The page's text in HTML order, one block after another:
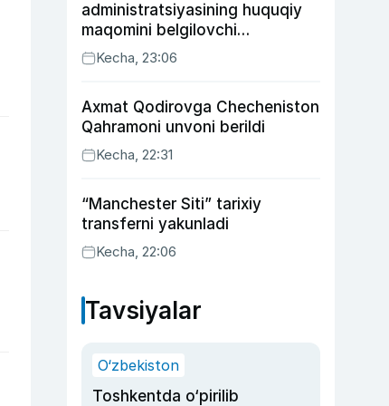
administratsiyasining huquqiy
maqomini belgilovchi
konstitutsiyaviy qonunni
ma’qulladi
Kecha, 23:06
Axmat Qodirovga Checheniston
Qahramoni unvoni berildi
Kecha, 22:31
“Manchester Siti” tarixiy
transferni yakunladi
Kecha, 22:06
Tavsiyalar
O‘zbekiston
Toshkentda o‘pirilib